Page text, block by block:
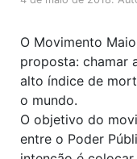
O Movimento
proposta: chamar
alto índice de
o mundo.
O objetivo do
entre o Poder